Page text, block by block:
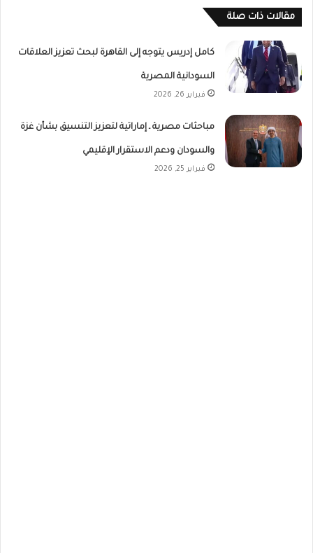
مقالات ذات صلة
كامل إدريس يتوجه إلى القاهرة لبحث تعزيز العلاقات
السودانية المصرية
فبراير 26, 2026
مباحثات مصرية ـ إماراتية لتعزيز التنسيق بشأن غزة
والسودان ودعم الاستقرار الإقليمي
فبراير 25, 2026